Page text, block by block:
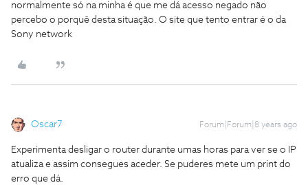
normalmente só na minha é que me dá acesso negado não
percebo o porquê desta situação. O site que tento entrar é o da
Sony network
Oscar7 Forum|Forum|8 years ago
Experimenta desligar o router durante umas horas para ver se o IP
atualiza e assim consegues aceder. Se puderes mete um print do
erro que dá.